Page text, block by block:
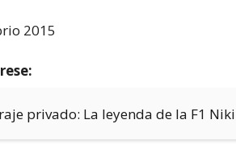
privado: La leyenda de la F1